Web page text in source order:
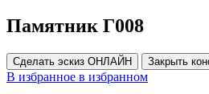
Памятник Г008
Сделать эскиз ОНЛАЙН Закрыть
В избранное в избранном